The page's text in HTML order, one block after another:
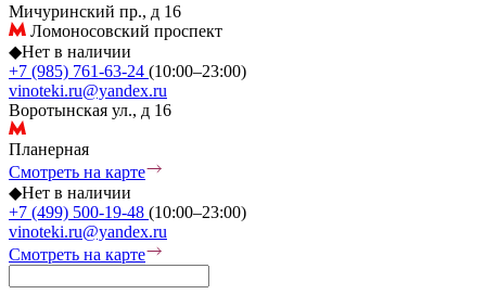
Мичуринский пр., д 16
Ломоносовский проспект
◆Нет в наличии
+7 (985) 761-63-24 (10:00–23:00)
vinoteki.ru@yandex.ru
Воротынская ул., д 16
Планерная
Смотреть на карте
◆Нет в наличии
+7 (499) 500-19-48 (10:00–23:00)
vinoteki.ru@yandex.ru
Смотреть на карте